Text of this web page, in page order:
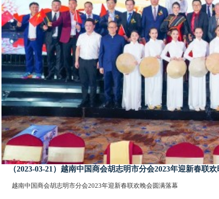
（2023-03-21）越南中国商会胡志明市分会2023年迎新春联
越南中国商会胡志明市分会2023年迎新春联欢晚会圆满落幕